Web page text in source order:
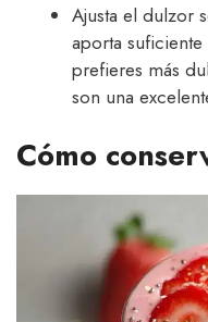
Ajusta el dulzor
aporta
prefieres más
son una
Cómo